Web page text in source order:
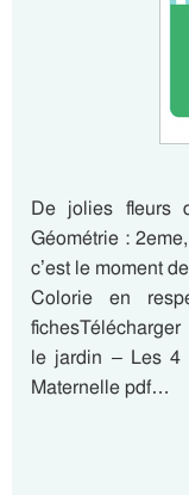
De jolies fleurs
Géométrie :
c’est le moment
Colorie en
le jardin – Les 4
Maternelle pdf…